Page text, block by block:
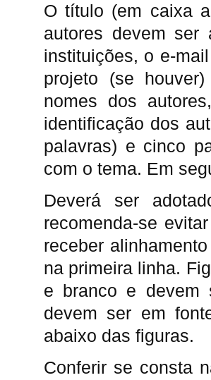
O título (em caixa
autores devem ser
instituições, o e-
projeto (se
nomes dos
identificação dos
palavras) e cinco
com o tema. Em
Deverá ser
recomenda-se
receber
na primeira linha.
e branco e devem
devem ser em
abaixo das figuras.
Conferir se consta